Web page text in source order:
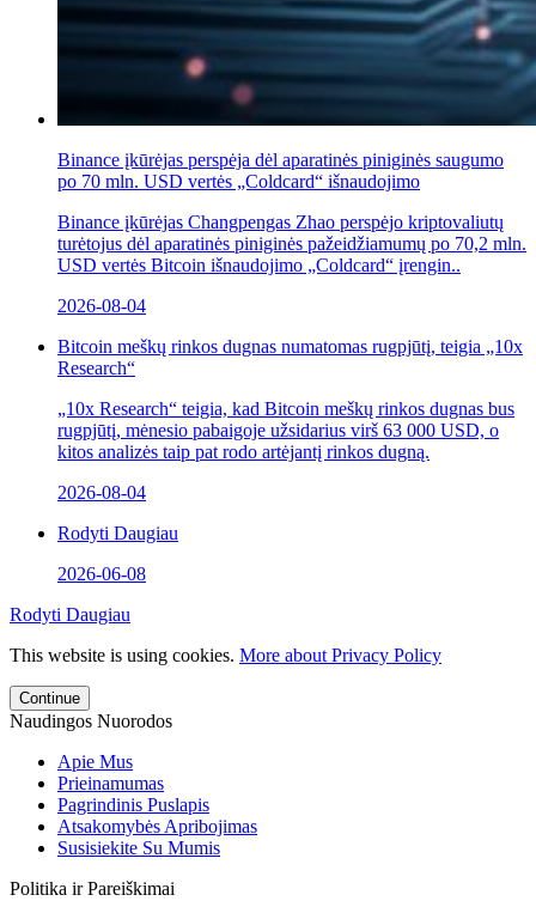
Binance įkūrėjas perspėja dėl aparatinės piniginės saugumo
po 70 mln. USD vertės „Coldcard“ išnaudojimo
Binance įkūrėjas Changpengas Zhao perspėjo kriptovaliutų
turėtojus dėl aparatinės piniginės pažeidžiamumų po 70,2 mln.
USD vertės Bitcoin išnaudojimo „Coldcard“ įrengin..
2026-08-04
Bitcoin meškų rinkos dugnas numatomas rugpjūtį, teigia „10x
Research“
„10x Research“ teigia, kad Bitcoin meškų rinkos dugnas bus
rugpjūtį, mėnesio pabaigoje užsidarius virš 63 000 USD, o
kitos analizės taip pat rodo artėjantį rinkos dugną.
2026-08-04
Rodyti Daugiau
2026-06-08
Rodyti Daugiau
This website is using cookies. More about Privacy Policy
Continue
Naudingos Nuorodos
Apie Mus
Prieinamumas
Pagrindinis Puslapis
Atsakomybės Apribojimas
Susisiekite Su Mumis
Politika ir Pareiškimai